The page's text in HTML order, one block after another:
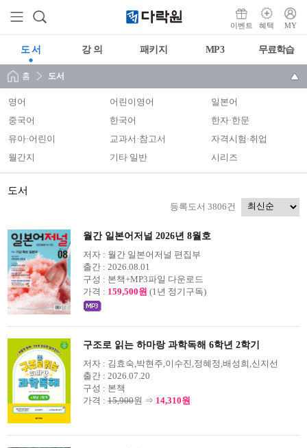
이벤트 혜택 MY
도 서 강 의 패키지 MP3 무료학습
홈 도서
영어 어린이영어
일본어
중국어
한국어
한자·한문
유아·어린이
교과서·참고서
자격시험·취업
월간지
기타 일반 시리즈
도서
등록도서 3806건
월간 일본어저널 2026년 8월호
저자 : 월간 일본어저널 편집부
출간 : 2026.08.01
구성 : 본책+MP3파일 다운로드
가격 : 159,500원 (1년 정기구독)
구조로 읽는 하마랑 과학독해 6학년 2학기
저자 : 김효숙,박현주,이수진,정혜정,배성희,신지선
출간 : 2026.07.20
구성 : 본책
가격 : 15,900원 ⇒ 14,310원